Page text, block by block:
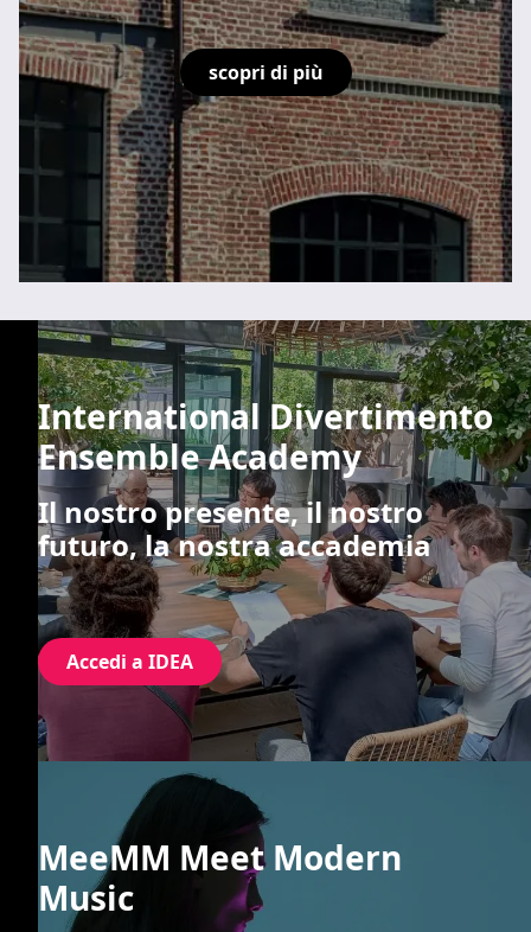
scopri di più
International Divertimento
Ensemble Academy
Il nostro presente, il nostro
futuro, la nostra accademia
Accedi a IDEA
MeeMM Meet Modern
Music